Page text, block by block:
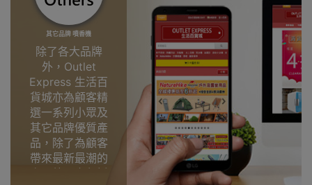
其它品牌 噴香機
除了各大品牌
外，Outlet
Express 生活百
貨城亦為顧客精
選一系列小眾及
其它品牌優質產
品，除了為顧客
帶來最新最潮的
產品外，亦包括